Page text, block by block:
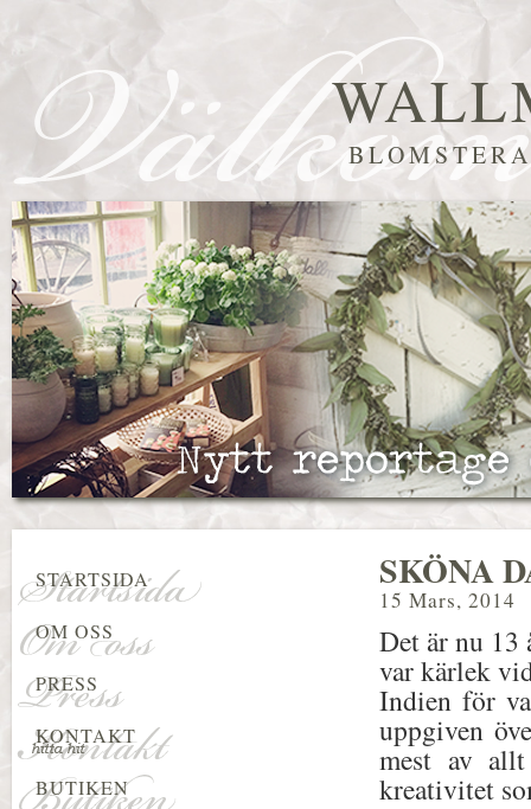
SKÖNA
15 Mars, 2014
Det är nu 13
var kärlek
Indien för
uppgiven
mest av
kreativitet
STARTSIDA
OM OSS
PRESS
KONTAKT
BUTIKEN